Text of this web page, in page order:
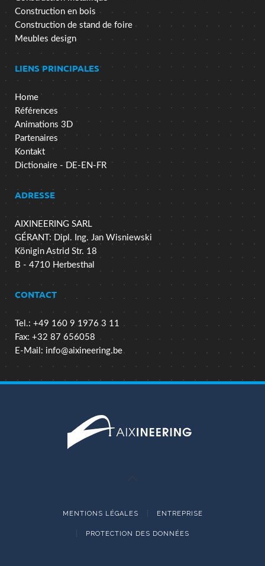
Construction en bois
Construction de stand de foire
Meubles design
LIENS PRINCIPALES
Home
Références
Animations 3D
Partenaires
Kontakt
Dictionaire - DE-EN-FR
ADRESSE
AIXINEERING SARL
GÉRANT: Dipl. Ing. Jan Wisniewski
Königin Astrid Str. 18
B - 4710 Herbesthal
CONTACT
Tel.: +49 160 9 1976 3 11
Fax: +32 87 656058
E-Mail: info@aixineering.be
MENTIONS LÉGALES ENTREPRISE
PROTECTION DES DONNÉES